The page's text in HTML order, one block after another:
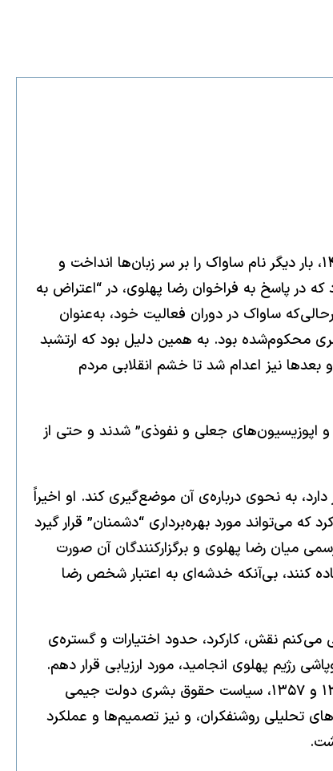
رژه‌ی پادشاهی خواهان با نماد ساواک (سازمان اطلاعات و امنیت کشور در رژیم پیشین) در خیابان‌های اروپا در خردادماه ۱۴۰۵، بار دیگر نام ساواک را بر سر زبان‌ها انداخت و
در پاسخ به فراخوان رضا پهلوی، در “اعتراض به
ساواک در دوران فعالیت خود، به‌عنوان
محکوم‌شده بود. به همین دلیل بود که ارتشبد
و بازداشت و بعدها نیز اعدام شد تا خشم انقلابی مردم
و اپوزیسیون‌های جعلی و نفوذی” شدند و حتی از
به نحوی درباره‌ی آن موضع‌گیری کند. او اخیراً
می‌تواند مورد بهره‌برداری “دشمنان” قرار گیرد
میان رضا پهلوی و برگزارکنندگان آن صورت
کنند، بی‌آنکه خدشه‌ای به اعتبار شخص رضا
نقش، کارکرد، حدود اختیارات و گستره‌ی
را به‌صورت فشرده بررسی کرده و نقش و سهم آن را در شکل‌گیری شرایطی که به انقلاب ۱۳۵۷ و فروپاشی رژیم پهلوی انجامید، مورد ارزیابی قرار دهم.
البته این بررسی به معنای نادیده گرفتن سایر عوامل داخلی و خارجی مؤثر در انقلاب - ازجمله بحران اقتصادی سال‌های ۱۳۵۶ و ۱۳۵۷، سیاست حقوق بشری دولت جیمی
تحلیلی روشنفکران، و نیز تصمیم‌ها و عملکرد